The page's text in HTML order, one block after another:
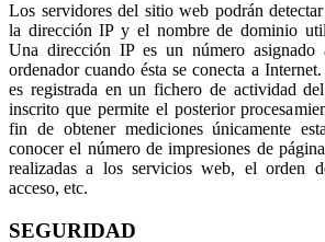
Los servidores del sitio web podrán
la dirección IP y el nombre de dominio
Una dirección IP es un número asignado
ordenador cuando ésta se conecta a
es registrada en un fichero de actividad
inscrito que permite el posterior
fin de obtener mediciones únicamente
conocer el número de impresiones de
realizadas a los servicios web, el orden
acceso, etc.
SEGURIDAD